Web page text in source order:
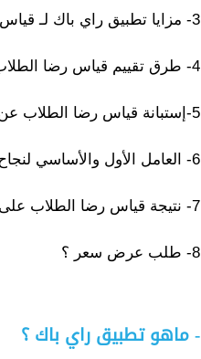
3- مزايا تطبيق راي باك لـ قياس رضا الطلاب وأولياء الأمور في التعليم ؟
4- طرق تقييم قياس رضا الطلاب عن الخدمات التعليمية في المدرسة والجامعة ؟
5-إستبانة قياس رضا الطلاب عن المعلم والتعليم ؟
6- العامل الأول والأساسي لنجاح مشروعك التعليمي
7- نتيجة قياس رضا الطلاب على تطورهم التعليمي التعليمي
8- طلب عرض سعر ؟
- ماهو تطبيق راي باك ؟